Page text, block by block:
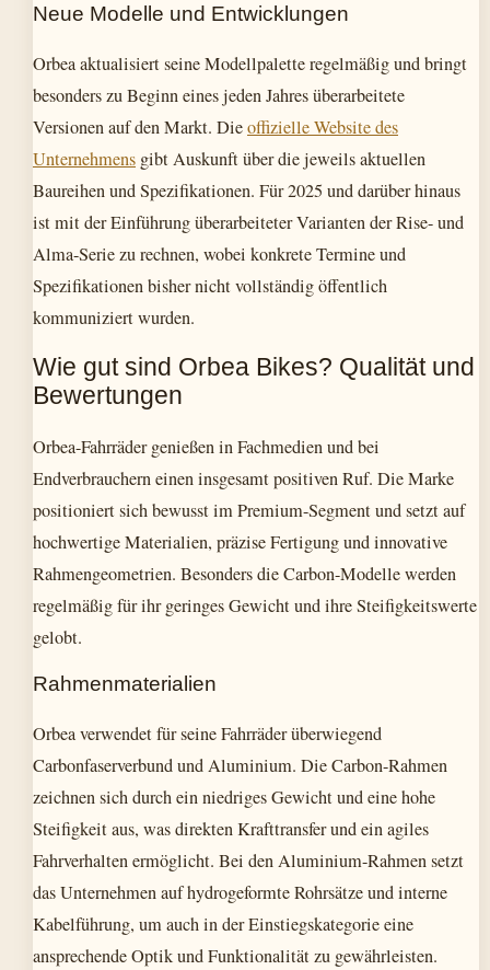
Neue Modelle und Entwicklungen
Orbea aktualisiert seine Modellpalette regelmäßig und bringt
besonders zu Beginn eines jeden Jahres überarbeitete
Versionen auf den Markt. Dieoffizielle Website des
Unternehmens gibt Auskunft über die jeweils aktuellen
Baureihen und Spezifikationen. Für 2025 und darüber hinaus
ist mit der Einführung überarbeiteter Varianten der Rise- und
Alma-Serie zu rechnen, wobei konkrete Termine und
Spezifikationen bisher nicht vollständig öffentlich
kommuniziert wurden.
Wie gut sind Orbea Bikes? Qualität und
Bewertungen
Orbea-Fahrräder genießen in Fachmedien und bei
Endverbrauchern einen insgesamt positiven Ruf. Die Marke
positioniert sich bewusst im Premium-Segment und setzt auf
hochwertige Materialien, präzise Fertigung und innovative
Rahmengeometrien. Besonders die Carbon-Modelle werden
regelmäßig für ihr geringes Gewicht und ihre Steifigkeitswerte
gelobt.
Rahmenmaterialien
Orbea verwendet für seine Fahrräder überwiegend
Carbonfaserverbund und Aluminium. Die Carbon-Rahmen
zeichnen sich durch ein niedriges Gewicht und eine hohe
Steifigkeit aus, was direkten Krafttransfer und ein agiles
Fahrverhalten ermöglicht. Bei den Aluminium-Rahmen setzt
das Unternehmen auf hydrogeformte Rohrsätze und interne
Kabelführung, um auch in der Einstiegskategorie eine
ansprechende Optik und Funktionalität zu gewährleisten.